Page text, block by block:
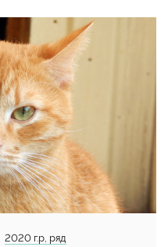
2020 г.р, ряд